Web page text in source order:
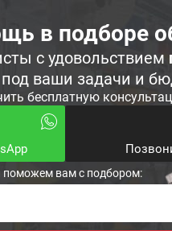
в подборе
с удовольствием
под ваши задачи и
бесплатную
вам с подбором: